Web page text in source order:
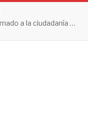
Secretaría de Salud Jalisco hace un llamado a la ciudadanía a tomar acciones contra el dengue en esta temporada de lluvias